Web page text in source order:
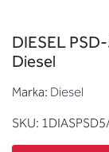
DIESEL
Diesel
Marka: Diesel
SKU: